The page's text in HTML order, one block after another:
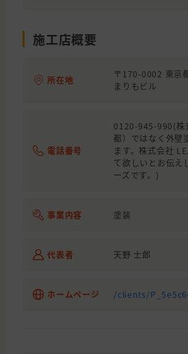
東京都
文京区
東京都
わからない
外壁の塗装
外壁と屋根
東京都
渋谷区
東京都
足立区
外壁の塗装
施工店概要
所在地
〒170-0002 東京
まりもビル
電話番号
0120-945-990(株
都）ではなく外壁
ます。株式会社
て欲しいとお伝え
ーズです。)
事業内容 塗装
代表者 天野 士郎
ホームページ /clients/